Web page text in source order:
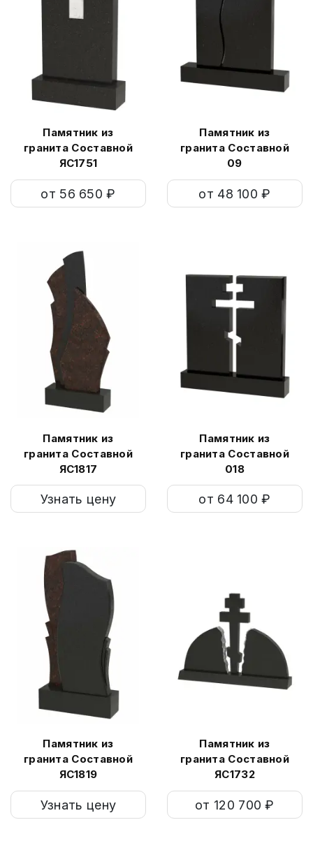
Памятник из
гранита Составной
ЯС1751
от 56 650 ₽
Памятник из
гранита Составной
09
от 48 100 ₽
Памятник из
гранита Составной
ЯС1817
Узнать цену
Памятник из
гранита Составной
018
от 64 100 ₽
Памятник из
гранита Составной
ЯС1819
Узнать цену
Памятник из
гранита Составной
ЯС1732
от 120 700 ₽